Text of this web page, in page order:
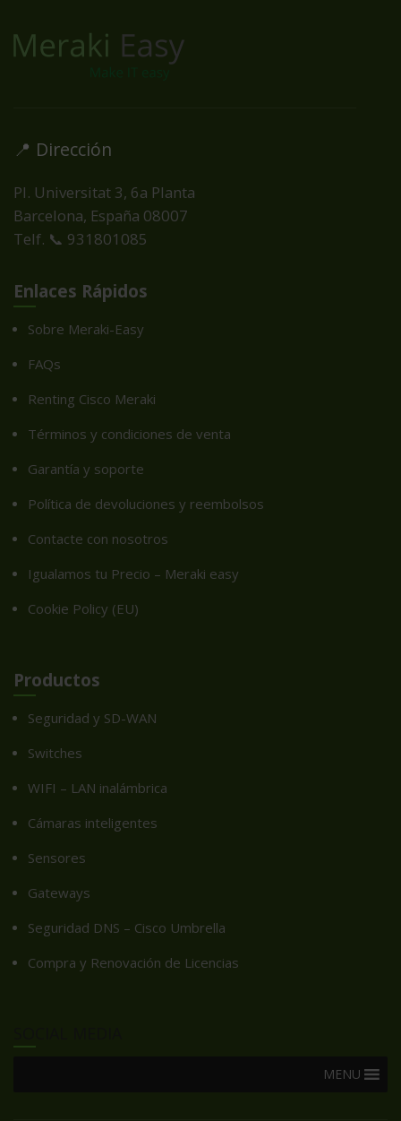
📍 Dirección
Pl. Universitat 3, 6a Planta
Barcelona, España 08007
Telf. 📞 931801085
Enlaces Rápidos
Sobre Meraki-Easy
FAQs
Renting Cisco Meraki
Términos y condiciones de venta
Garantía y soporte
Política de devoluciones y reembolsos
Contacte con nosotros
Igualamos tu Precio – Meraki easy
Cookie Policy (EU)
Productos
Seguridad y SD-WAN
Switches
WIFI – LAN inalámbrica
Cámaras inteligentes
Sensores
Gateways
Seguridad DNS – Cisco Umbrella
Compra y Renovación de Licencias
MENU